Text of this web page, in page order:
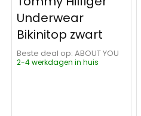
Underwear
Bikinitop zwart
Beste deal op:
ABOUT YOU
2-4 werkdagen in huis